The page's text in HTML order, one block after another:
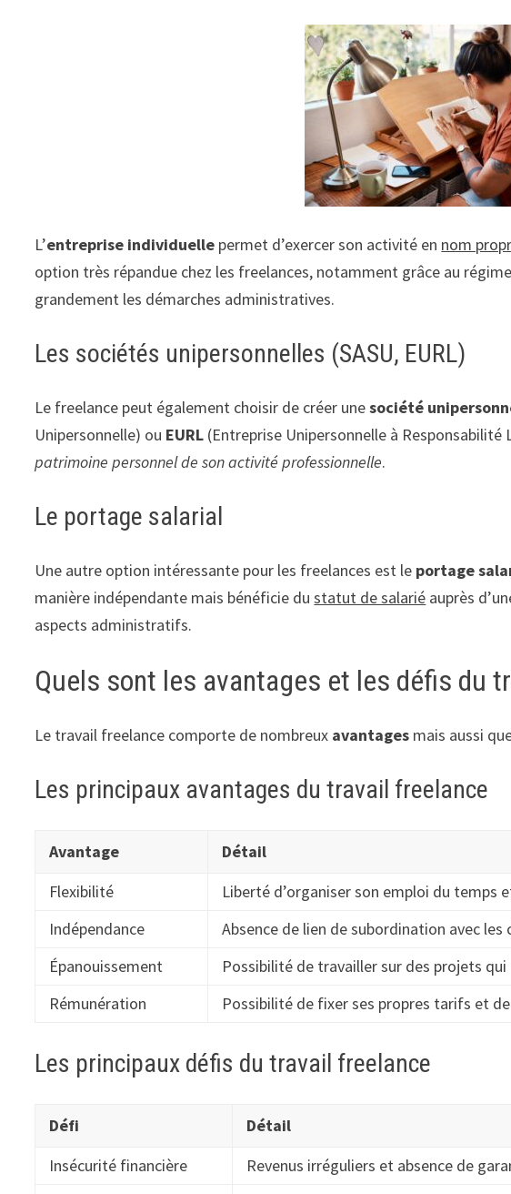
L’entreprise individuelle permet d’exercer son activité en nom
option très répandue chez les freelances, notamment grâce au
grandement les démarches administratives.
Les sociétés unipersonnelles (SASU, EURL)
Le freelance peut également choisir de créer unesociété
Unipersonnelle) ou EURL (Entreprise Unipersonnelle à
patrimoine personnel de son activité professionnelle.
Le portage salarial
Une autre option intéressante pour les freelances est le portage
manière indépendante mais bénéficie dustatut de salarié auprès
aspects administratifs.
Quels sont les avantages et les défis du
Le travail freelance comporte de nombreux avantages mais aussi
Les principaux avantages du travail freelance
Avantage
Détail
Flexibilité
Liberté d’organiser son emploi du temps
Indépendance
Absence de lien de subordination avec les
Épanouissement
Possibilité de travailler sur des projets
Rémunération
Possibilité de fixer ses propres tarifs et
Les principaux défis du travail freelance
Défi
Détail
Insécurité financière
Revenus irréguliers et absence de